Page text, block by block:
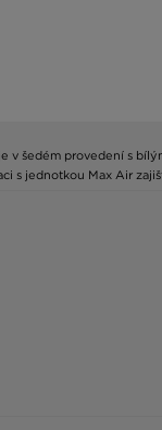
šedém provedení s
s jednotkou Max Air